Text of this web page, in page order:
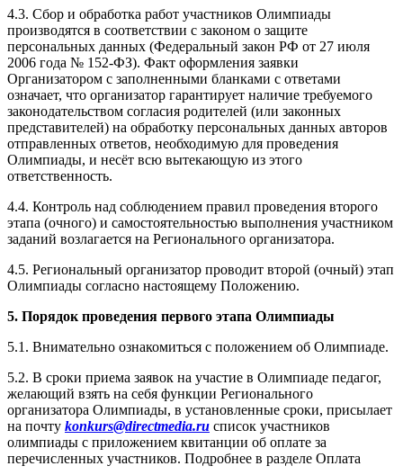
4.3. Сбор и обработка работ участников Олимпиады
производятся в соответствии с законом о защите
персональных данных (Федеральный закон РФ от 27 июля
2006 года № 152-ФЗ). Факт оформления заявки
Организатором с заполненными бланками с ответами
означает, что организатор гарантирует наличие требуемого
законодательством согласия родителей (или законных
представителей) на обработку персональных данных авторов
отправленных ответов, необходимую для проведения
Олимпиады, и несёт всю вытекающую из этого
ответственность.
4.4. Контроль над соблюдением правил проведения второго
этапа (очного) и самостоятельностью выполнения участником
заданий возлагается на Регионального организатора.
4.5. Региональный организатор проводит второй (очный) этап
Олимпиады согласно настоящему Положению.
5. Порядок проведения первого этапа Олимпиады
5.1. Внимательно ознакомиться с положением об Олимпиаде.
5.2. В сроки приема заявок на участие в Олимпиаде педагог,
желающий взять на себя функции Регионального
организатора Олимпиады, в установленные сроки, присылает
на почту konkurs@directmedia.ru список участников
олимпиады с приложением квитанции об оплате за
перечисленных участников. Подробнее в разделе Оплата